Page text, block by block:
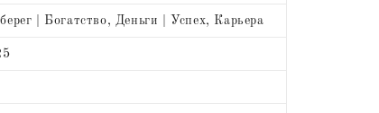
| Богатство, Деньги | Успех, Карьера